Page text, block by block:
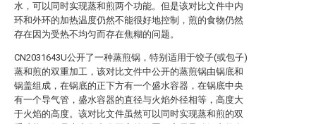
水，可以同时实现蒸和煎两个功能。但是该对比文件中内
环和外环的加热温度仍然不能很好地控制，煎的食物仍然
存在因为受热不均匀而存在焦糊的问题。
CN2031643U公开了一种蒸煎锅，特别适用于饺子(或包子)
蒸和煎的双重加工，该对比文件中公开的蒸煎锅由锅底和
锅盖组成，在锅底的正下方有一个盛水容器，在锅底中央
有一个导气管，盛水容器的直径与火焰外径相等，高度大
于火焰的高度。该对比文件虽然可以同时实现蒸和煎的双